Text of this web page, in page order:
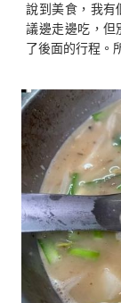
說到美食，我有
議邊走邊吃，但
了後面的行程。